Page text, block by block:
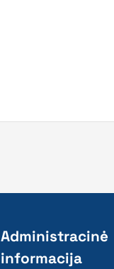
Administracinė
informacija